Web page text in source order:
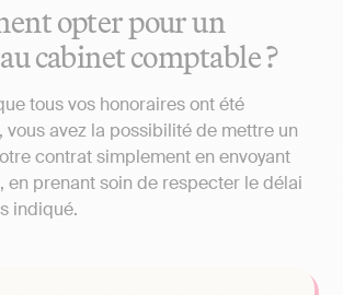
opter pour un
cabinet comptable ?
tous vos honoraires ont été
vous avez la possibilité de mettre un
contrat simplement en envoyant
en prenant soin de respecter le délai
indiqué.